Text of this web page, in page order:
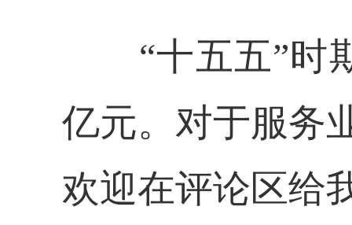
“十五五”时
亿元。 对于服务
欢迎在评论区给